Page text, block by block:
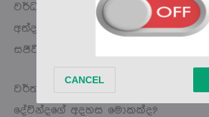
වර්ධනය වෙනවා. වේදිකාවෙන් එන
අත්දැකීම් ගොඩක් තියෙනවා. වේදිකාව
සජීවී ඉදිරිපත් කිරීම් කරන තැනක්.
වර්තමාන ටෙලිනාට්‍ය කලාව පවතින
දේවින්දගේ අදහස මොකක්ද?